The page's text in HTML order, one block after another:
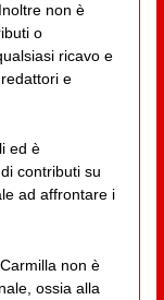
non è
o
ricavo e
e
ed è
contributi su
ad affrontare i
non è
ossia alla